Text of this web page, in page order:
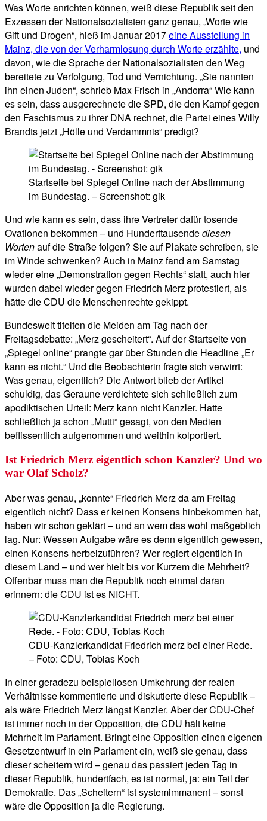
Was Worte anrichten können, weiß diese Republik seit den
Exzessen der Nationalsozialisten ganz genau, „Worte wie
Gift und Drogen“, hieß im Januar 2017eine Ausstellung in
Mainz, die von der Verharmlosung durch Worte erzählte, und
davon, wie die Sprache der Nationalsozialisten den Weg
bereitete zu Verfolgung, Tod und Vernichtung. „Sie nannten
ihn einen Juden“, schrieb Max Frisch in „Andorra“ Wie kann
es sein, dass ausgerechnete die SPD, die den Kampf gegen
den Faschismus zu ihrer DNA rechnet, die Partei eines Willy
Brandts jetzt „Hölle und Verdammnis“ predigt?
Startseite bei Spiegel Online nach der Abstimmung
im Bundestag. – Screenshot: gik
Und wie kann es sein, dass ihre Vertreter dafür tosende
Ovationen bekommen – und Hunderttausendediesen
Wortenauf die Straße folgen? Sie auf Plakate schreiben, sie
im Winde schwenken? Auch in Mainz fand am Samstag
wieder eine „Demonstration gegen Rechts“ statt, auch hier
wurden dabei wieder gegen Friedrich Merz protestiert, als
hätte die CDU die Menschenrechte gekippt.
Bundesweit titelten die Meiden am Tag nach der
Freitagsdebatte: „Merz gescheitert“. Auf der Startseite von
„Spiegel online“ prangte gar über Stunden die Headline „Er
kann es nicht.“ Und die Beobachterin fragte sich verwirrt:
Was genau, eigentlich? Die Antwort blieb der Artikel
schuldig, das Geraune verdichtete sich schließlich zum
apodiktischen Urteil: Merz kann nicht Kanzler. Hatte
schließlich ja schon „Mutti“ gesagt, von den Medien
beflissentlich aufgenommen und weithin kolportiert.
Ist Friedrich Merz eigentlich schon Kanzler? Und wo
war Olaf Scholz?
Aber was genau, „konnte“ Friedrich Merz da am Freitag
eigentlich nicht? Dass er keinen Konsens hinbekommen hat,
haben wir schon geklärt – und an wem das wohl maßgeblich
lag. Nur: Wessen Aufgabe wäre es denn eigentlich gewesen,
einen Konsens herbeizuführen? Wer regiert eigentlich in
diesem Land – und wer hielt bis vor Kurzem die Mehrheit?
Offenbar muss man die Republik noch einmal daran
erinnern: die CDU ist es NICHT.
CDU-Kanzlerkandidat Friedrich merz bei einer Rede.
– Foto: CDU, Tobias Koch
In einer geradezu beispiellosen Umkehrung der realen
Verhältnisse kommentierte und diskutierte diese Republik –
als wäre Friedrich Merz längst Kanzler. Aber der CDU-Chef
ist immer noch in der Opposition, die CDU hält keine
Mehrheit im Parlament. Bringt eine Opposition einen eigenen
Gesetzentwurf in ein Parlament ein, weiß sie genau, dass
dieser scheitern wird – genau das passiert jeden Tag in
dieser Republik, hundertfach, es ist normal, ja: ein Teil der
Demokratie. Das „Scheitern“ ist systemimmanent – sonst
wäre die Opposition ja die Regierung.